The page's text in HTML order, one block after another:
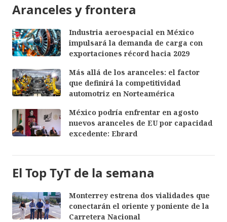
Aranceles y frontera
Industria aeroespacial en México
impulsará la demanda de carga con
exportaciones récord hacia 2029
Más allá de los aranceles: el factor
que definirá la competitividad
automotriz en Norteamérica
México podría enfrentar en agosto
nuevos aranceles de EU por capacidad
excedente: Ebrard
El Top TyT de la semana
Monterrey estrena dos vialidades que
conectarán el oriente y poniente de la
Carretera Nacional